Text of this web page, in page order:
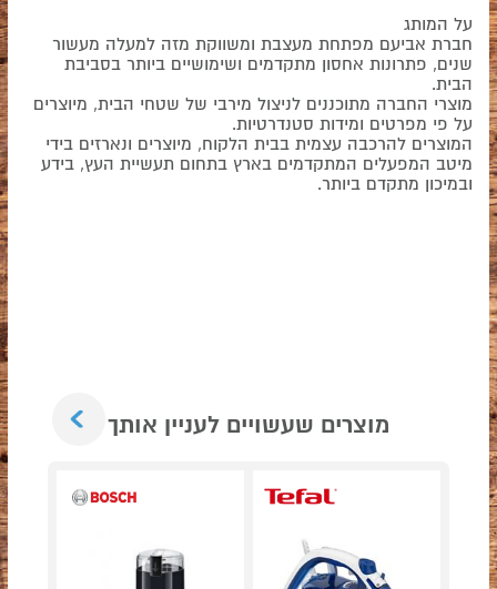
על המותג
חברת אביעם מפתחת מעצבת ומשווקת מזה למעלה מעשור
שנים, פתרונות אחסון מתקדמים ושימושיים ביותר בסביבת
הבית.
מוצרי החברה מתוכננים לניצול מירבי של שטחי הבית, מיוצרים
על פי מפרטים ומידות סטנדרטיות.
המוצרים להרכבה עצמית בבית הלקוח, מיוצרים ונארזים בידי
מיטב המפעלים המתקדמים בארץ בתחום תעשיית העץ, בידע
ובמיכון מתקדם ביותר.
מוצרים שעשויים לעניין אותך